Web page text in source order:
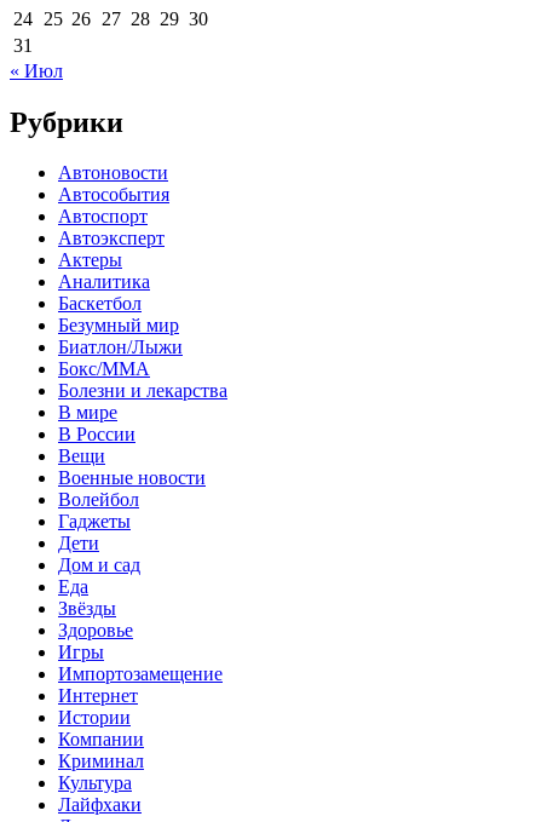
24 25 26 27 28 29 30
31
« Июл
Рубрики
Автоновости
Автособытия
Автоспорт
Автоэксперт
Актеры
Аналитика
Баскетбол
Безумный мир
Биатлон/Лыжи
Бокс/MMA
Болезни и лекарства
В мире
В России
Вещи
Военные новости
Волейбол
Гаджеты
Дети
Дом и сад
Еда
Звёзды
Здоровье
Игры
Импортозамещение
Интернет
Истории
Компании
Криминал
Культура
Лайфхаки